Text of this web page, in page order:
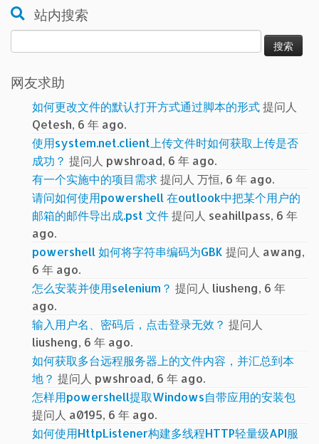
站内搜索
索：
网友求助
如何更改文件的默认打开方式通过脚本的形式提问人
Qetesh, 6 年 ago.
使用system.net.client上传文件时如何获取上传是否
成功？ 提问人 pwshroad, 6 年 ago.
有一个实施中的项目需求提问人 万恒, 6 年 ago.
请问如何使用powershell 在outlook中把某个用户的
邮箱的邮件导出成.pst 文件提问人 seahillpass, 6 年
ago.
powershell 如何将字符串编码为GBK 提问人 awang,
6 年 ago.
怎么安装并使用selenium？ 提问人 liusheng, 6 年
ago.
输入用户名、密码后，点击登录无效？ 提问人
liusheng, 6 年 ago.
如何获取多台远程服务器上的文件内容，并汇总到本
地？ 提问人 pwshroad, 6 年 ago.
怎样用powershell提取Windows自带应用的安装包
提问人 a0195, 6 年 ago.
如何使用HttpListener构建多线程HTTP轻量级API服